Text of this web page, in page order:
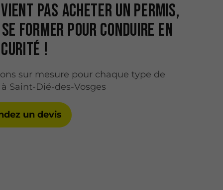
pas acheter un permis,
former pour conduire en
!
sur mesure pour chaque type de
Saint-Dié-des-Vosges
un devis